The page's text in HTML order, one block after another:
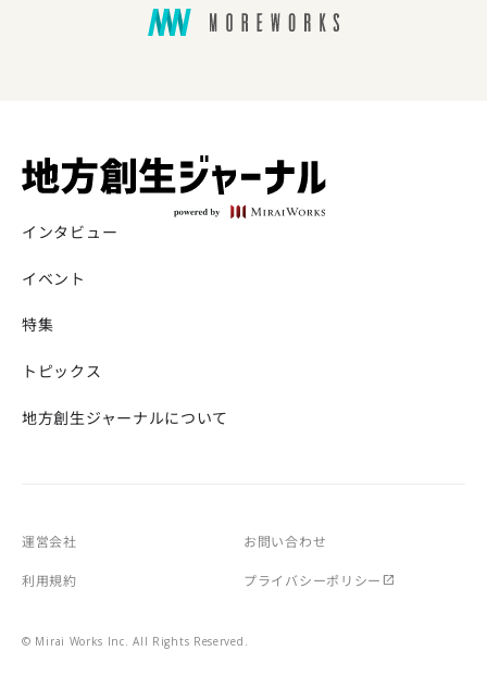
インタビュー
イベント
特集
トピックス
地方創生ジャーナルについて
運営会社 お問い合わせ
利用規約 プライバシーポリシー
© Mirai Works Inc. All Rights Reserved.